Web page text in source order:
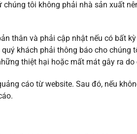
tôi không phải nhà sản xuất
thân và phải cập nhật nếu có bất
khách phải thông báo cho
thiệt hại hoặc mất mát gây ra
cáo từ website. Sau đó, nếu